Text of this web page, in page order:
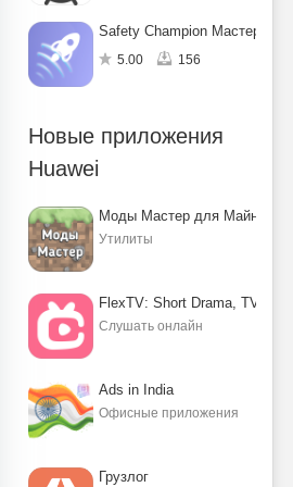
Safety Champion Мастер
5.00 156
Новые приложения
Huawei
Моды Мастер для
Утилиты
FlexTV: Short Drama, TV,
Слушать онлайн
Ads in India
Офисные приложения
Грузлог